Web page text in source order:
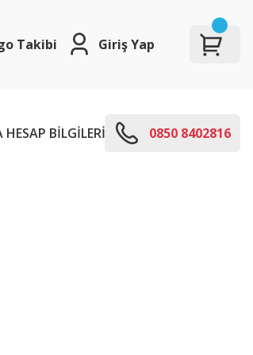
Takibi Giriş Yap
HESAP BİLGİLERİ E-KODLARI
0850 8402816